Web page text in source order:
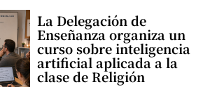
La Delegación de
Enseñanza organiza un
curso sobre inteligencia
artificial aplicada a la
clase de Religión